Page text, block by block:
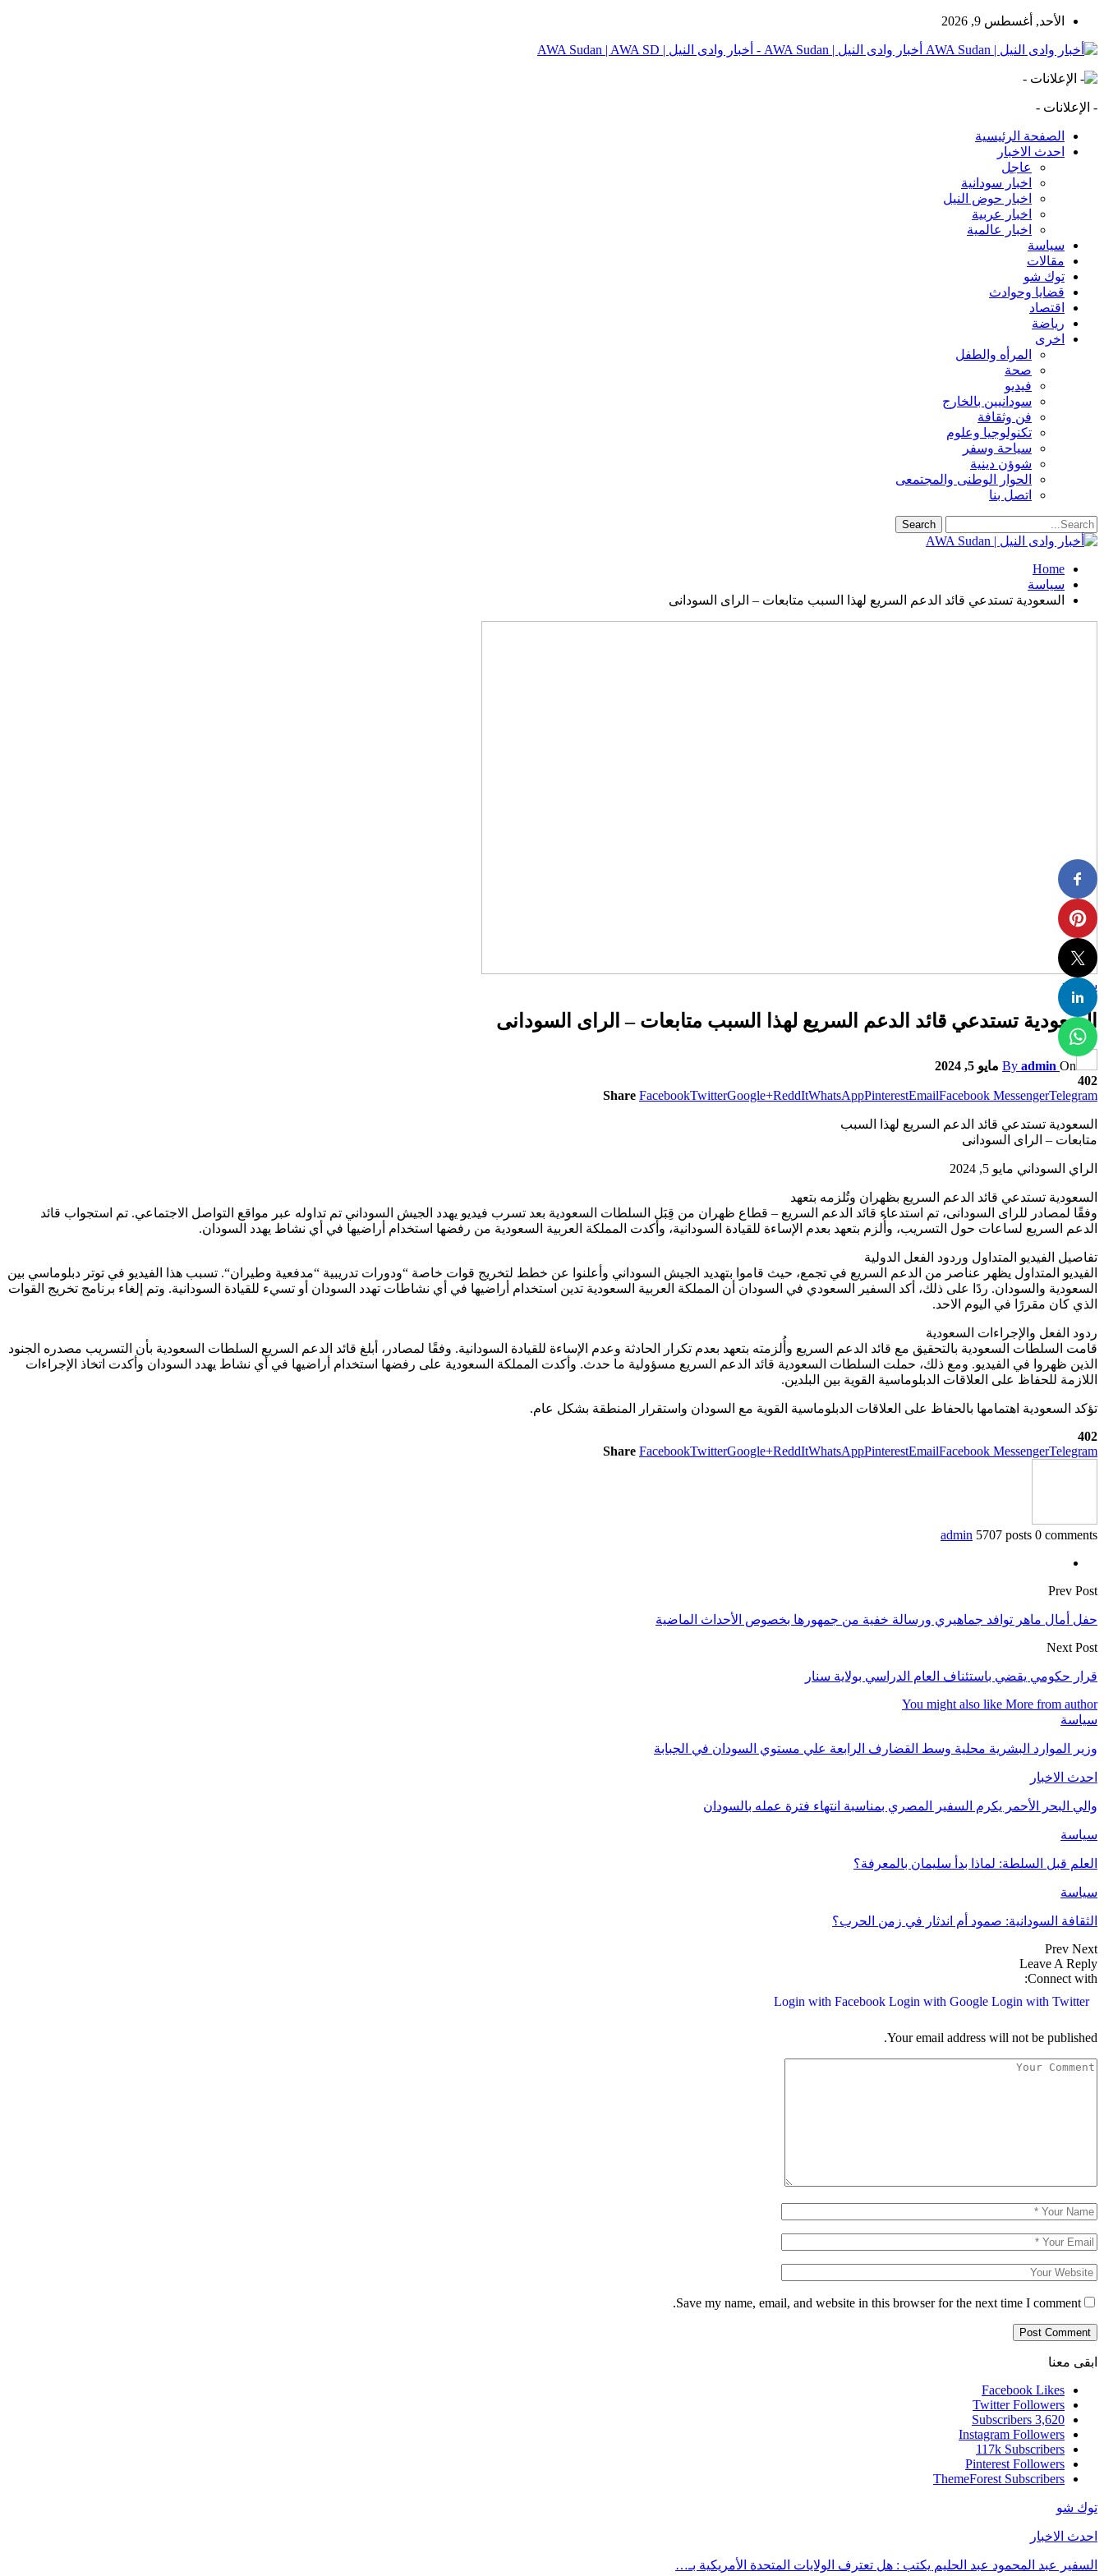
الأحد, أغسطس 9, 2026
أخبار وادى النيل | AWA Sudan - أخبار وادى النيل | AWA Sudan | AWA SD
- الإعلانات -
الصفحة الرئيسية
احدث الاخبار
عاجل
اخبار سودانية
اخبار حوض النيل
اخبار عربية
اخبار عالمية
سياسة
مقالات
توك شو
قضايا وحوادث
اقتصاد
رياضة
اخرى
المرأه والطفل
صحة
فيديو
سودانيين بالخارج
فن وثقافة
تكنولوجيا وعلوم
سياحة وسفر
شوؤن دينية
الحوار الوطنى والمجتمعى
اتصل بنا
Home
سياسة
السعودية تستدعي قائد الدعم السريع لهذا السبب متابعات – الراى السودانى
سياسة
السعودية تستدعي قائد الدعم السريع لهذا السبب متابعات – الراى السودانى
By admin On
مايو 5, 2024
402
Share FacebookTwitterGoogle+ReddItWhatsAppPinterestEmailFacebook MessengerTelegram
السعودية تستدعي قائد الدعم السريع لهذا السبب
متابعات – الراى السودانى
الراي السوداني مايو 5, 2024
السعودية تستدعي قائد الدعم السريع بظهران وتُلزمه بتعهد
وفقًا لمصادر للراى السودانى، تم استدعاء قائد الدعم السريع – قطاع ظهران من قِبَل السلطات السعودية بعد تسرب فيديو يهدد الجيش السوداني تم تداوله عبر مواقع التواصل الاجتماعي. تم استجواب قائد
الدعم السريع لساعات حول التسريب، وأُلزم بتعهد بعدم الإساءة للقيادة السودانية، وأكدت المملكة العربية السعودية من رفضها استخدام أراضيها في أي نشاط يهدد السودان.
تفاصيل الفيديو المتداول وردود الفعل الدولية
الفيديو المتداول يظهر عناصر من الدعم السريع في تجمع، حيث قاموا بتهديد الجيش السوداني وأعلنوا عن خطط لتخريج قوات خاصة “ودورات تدريبية “مدفعية وطيران“. تسبب هذا الفيديو في توتر دبلوماسي بين
السعودية والسودان. ردًا على ذلك، أكد السفير السعودي في السودان أن المملكة العربية السعودية تدين استخدام أراضيها في أي نشاطات تهدد السودان أو تسيء للقيادة السودانية. وتم إلغاء برنامج تخريج القوات
الذي كان مقررًا في اليوم الاحد.
ردود الفعل والإجراءات السعودية
قامت السلطات السعودية بالتحقيق مع قائد الدعم السريع وأُلزمته بتعهد بعدم تكرار الحادثة وعدم الإساءة للقيادة السودانية. وفقًا لمصادر، أبلغ قائد الدعم السريع السلطات السعودية بأن التسريب مصدره الجنود
الذين ظهروا في الفيديو. ومع ذلك، حملت السلطات السعودية قائد الدعم السريع مسؤولية ما حدث. وأكدت المملكة السعودية على رفضها استخدام أراضيها في أي نشاط يهدد السودان وأكدت اتخاذ الإجراءات
اللازمة للحفاظ على العلاقات الدبلوماسية القوية بين البلدين.
تؤكد السعودية اهتمامها بالحفاظ على العلاقات الدبلوماسية القوية مع السودان واستقرار المنطقة بشكل عام.
402
Share FacebookTwitterGoogle+ReddItWhatsAppPinterestEmailFacebook MessengerTelegram
admin 5707 posts 0 comments
Prev Post
حفل أمال ماهر توافد جماهيري ورسالة خفية من جمهورها بخصوص الأحداث الماضية
Next Post
قرار حكومي يقضي باستئناف العام الدراسي بولاية سنار
You might also like More from author
سياسة
وزير الموارد البشرية محلية وسط القضارف الرابعة علي مستوي السودان في الجبابة
احدث الاخبار
والي البحر الأحمر يكرم السفير المصري بمناسبة انتهاء فترة عمله بالسودان
سياسة
العلم قبل السلطة: لماذا بدأ سليمان بالمعرفة؟
سياسة
الثقافة السودانية: صمود أم اندثار في زمن الحرب؟
Prev Next
Leave A Reply
Connect with:
Login with Facebook Login with Google Login with Twitter
Your email address will not be published.
Save my name, email, and website in this browser for the next time I comment.
ابقى معنا
Facebook Likes
Twitter Followers
3,620
Subscribers
Instagram Followers
117k Subscribers
Pinterest Followers
ThemeForest Subscribers
توك شو
احدث الاخبار
السفير عبد المحمود عبد الحليم يكتب : هل تعترف الولايات المتحدة الأمريكية بـ…